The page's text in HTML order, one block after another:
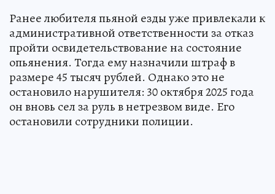
Ранее любителя пьяной езды уже привлекали к
административной ответственности за отказ
пройти освидетельствование на состояние
опьянения. Тогда ему назначили штраф в
размере 45 тысяч рублей. Однако это не
остановило нарушителя: 30 октября 2025 года
он вновь сел за руль в нетрезвом виде. Его
остановили сотрудники полиции.